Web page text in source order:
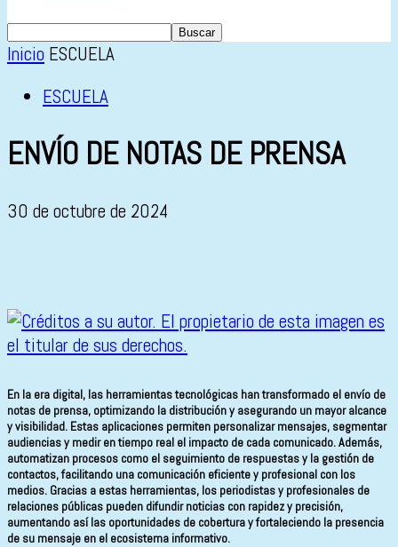
Inicio ESCUELA
ESCUELA
ENVÍO DE NOTAS DE PRENSA
30 de octubre de 2024
En la era digital, las herramientas tecnológicas han transformado el envío de
notas de prensa, optimizando la distribución y asegurando un mayor alcance
y visibilidad. Estas aplicaciones permiten personalizar mensajes, segmentar
audiencias y medir en tiempo real el impacto de cada comunicado. Además,
automatizan procesos como el seguimiento de respuestas y la gestión de
contactos, facilitando una comunicación eficiente y profesional con los
medios. Gracias a estas herramientas, los periodistas y profesionales de
relaciones públicas pueden difundir noticias con rapidez y precisión,
aumentando así las oportunidades de cobertura y fortaleciendo la presencia
de su mensaje en el ecosistema informativo.